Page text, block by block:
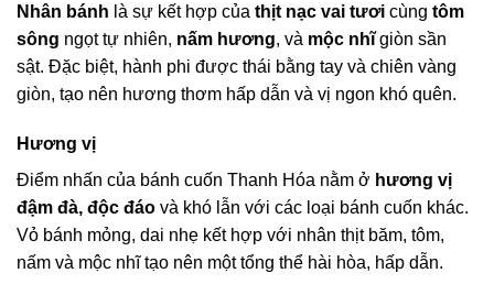
Nhân bánh là sự kết hợp của thịt nạc vai tươi cùng tôm
sông ngọt tự nhiên, nấm hương, và mộc nhĩgiòn sần
sật. Đặc biệt, hành phi được thái bằng tay và chiên vàng
giòn, tạo nên hương thơm hấp dẫn và vị ngon khó quên.
Hương vị
Điểm nhấn của bánh cuốn Thanh Hóa nằm ở hương vị
đậm đà, độc đáo và khó lẫn với các loại bánh cuốn khác.
Vỏ bánh mỏng, dai nhẹ kết hợp với nhân thịt băm, tôm,
nấm và mộc nhĩ tạo nên một tổng thể hài hòa, hấp dẫn.